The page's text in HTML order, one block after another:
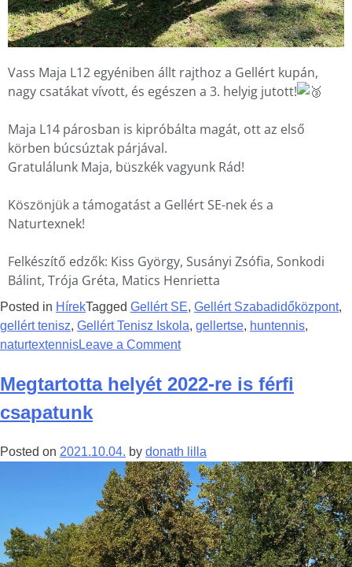
Vass Maja L12 egyéniben állt rajthoz a Gellért kupán,
nagy csatákat vívott, és egészen a 3. helyig jutott!
Maja L14 párosban is kipróbálta magát, ott az első
körben búcsúztak párjával.
Gratulálunk Maja, büszkék vagyunk Rád!
Köszönjük a támogatást a Gellért SE-nek és a
Naturtexnek!
Felkészítő edzők: Kiss György, Susányi Zsófia, Sonkodi
Bálint, Trója Gréta, Matics Henrietta
Posted in HírekTagged Gellért SE, Gellért Szabadidőközpont,
gellért tenisz, Gellért Tenisz Iskola, gellertse, huntennis,
naturtextennisLeave a Comment
Megtartotta helyét 2022-re is férfi
csapatunk
Posted on 2021.10.04. by donath lilla